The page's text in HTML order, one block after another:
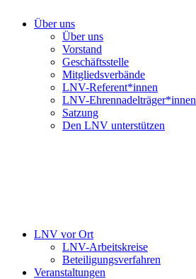
Über uns
Über uns
Vorstand
Geschäftsstelle
Mitgliedsverbände
LNV-Referent*innen
LNV-Ehrennadelträger*innen
Satzung
Den LNV unterstützen
LNV vor Ort
LNV-Arbeitskreise
Beteiligungsverfahren
Veranstaltungen